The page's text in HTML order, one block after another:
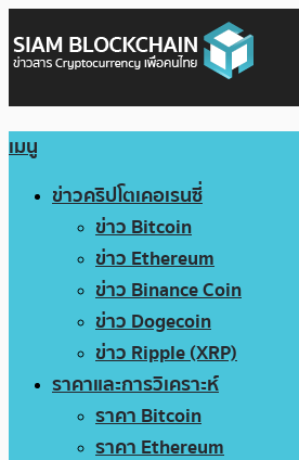
เมนู
ข่าวคริปโตเคอเรนซี่
ข่าว Bitcoin
ข่าว Ethereum
ข่าว Binance Coin
ข่าว Dogecoin
ข่าว Ripple (XRP)
ราคาและการวิเคราะห์
ราคา Bitcoin
ราคา Ethereum